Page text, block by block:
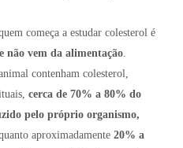
começa a estudar colesterol é
não vem da alimentação
contenham colesterol,
cerca de 70% a 80% do
pelo próprio organismo,
aproximadamente 20% a